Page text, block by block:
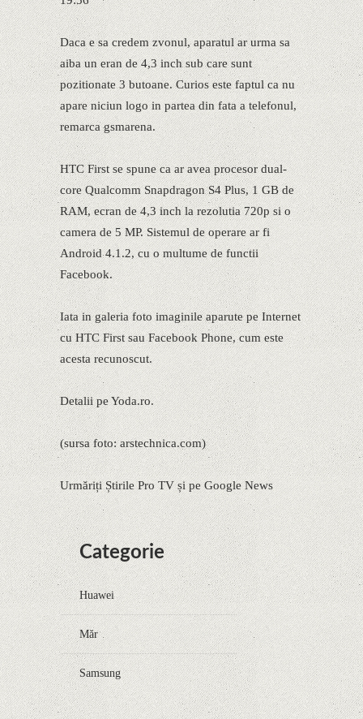
Daca e sa credem zvonul, aparatul ar urma sa
aiba un eran de 4,3 inch sub care sunt
pozitionate 3 butoane. Curios este faptul ca nu
apare niciun logo in partea din fata a telefonul,
remarca gsmarena.
HTC First se spune ca ar avea procesor dual-
core Qualcomm Snapdragon S4 Plus, 1 GB de
RAM, ecran de 4,3 inch la rezolutia 720p si o
camera de 5 MP. Sistemul de operare ar fi
Android 4.1.2, cu o multume de functii
Facebook.
Iata in galeria foto imaginile aparute pe Internet
cu HTC First sau Facebook Phone, cum este
acesta recunoscut.
Detalii pe Yoda.ro.
(sursa foto: arstechnica.com)
Urmăriți Știrile Pro TV și pe Google News
Categorie
Huawei
Măr
Samsung